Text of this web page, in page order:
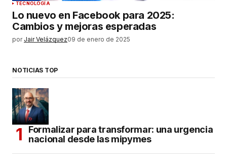
TECNOLOGÍA
Lo nuevo en Facebook para 2025:
Cambios y mejoras esperadas
por Jair Velázquez09 de enero de 2025
NOTICIAS TOP
Formalizar para transformar: una urgencia
nacional desde las mipymes